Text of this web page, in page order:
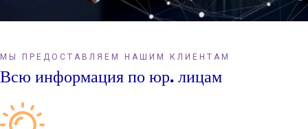
МЫ ПРЕДОСТАВЛЯЕМ НАШИМ КЛИЕНТАМ
Всю информация по юр. лицам